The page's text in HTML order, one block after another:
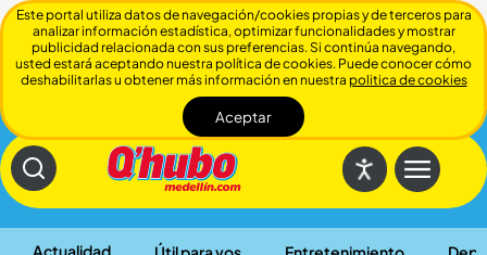
Actualidad
Cerrar
Este portal utiliza datos de navegación/cookies propias y de terceros para
analizar información estadística, optimizar funcionalidades y mostrar
publicidad relacionada con sus preferencias. Si continúa navegando,
usted estará aceptando nuestra política de cookies. Puede conocer cómo
deshabilitarlas u obtener más información en nuestra politica de cookies
Aceptar